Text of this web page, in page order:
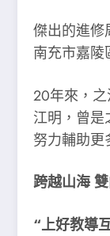
傑出的進修
南充市嘉陵
20年來，
江明，曾
努力輔助更
跨越山海
“上好教導